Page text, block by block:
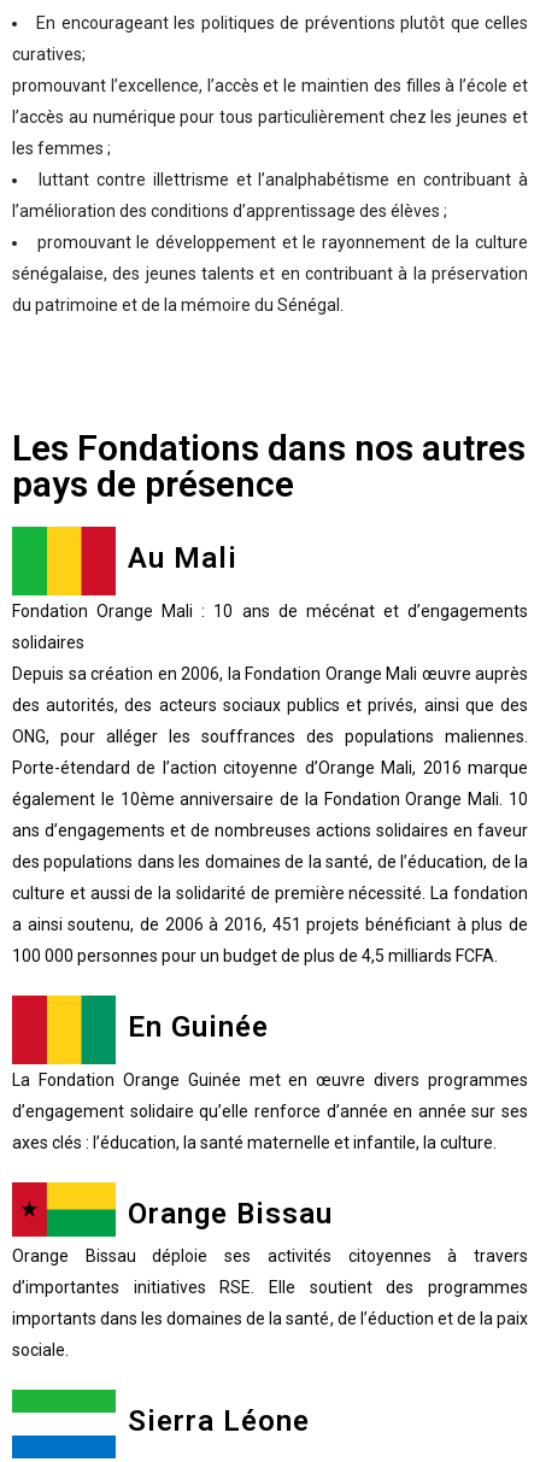
En encourageant les politiques de préventions plutôt que celles
curatives;
promouvant l’excellence, l’accès et le maintien des filles à l’école et
l’accès au numérique pour tous particulièrement chez les jeunes et
les femmes ;
luttant contre illettrisme et l’analphabétisme en contribuant à
l’amélioration des conditions d’apprentissage des élèves ;
promouvant le développement et le rayonnement de la culture
sénégalaise, des jeunes talents et en contribuant à la préservation
du patrimoine et de la mémoire du Sénégal.
Les Fondations dans nos autres
pays de présence
Au Mali
Fondation Orange Mali : 10 ans de mécénat et d’engagements
solidaires
Depuis sa création en 2006, la Fondation Orange Mali œuvre auprès
des autorités, des acteurs sociaux publics et privés, ainsi que des
ONG, pour alléger les souffrances des populations maliennes.
Porte-étendard de l’action citoyenne d’Orange Mali, 2016 marque
également le 10ème anniversaire de la Fondation Orange Mali. 10
ans d’engagements et de nombreuses actions solidaires en faveur
des populations dans les domaines de la santé, de l’éducation, de la
culture et aussi de la solidarité de première nécessité. La fondation
a ainsi soutenu, de 2006 à 2016, 451 projets bénéficiant à plus de
100 000 personnes pour un budget de plus de 4,5 milliards FCFA.
En Guinée
La Fondation Orange Guinée met en œuvre divers programmes
d’engagement solidaire qu’elle renforce d’année en année sur ses
axes clés : l’éducation, la santé maternelle et infantile, la culture.
Orange Bissau
Orange Bissau déploie ses activités citoyennes à travers
d’importantes initiatives RSE. Elle soutient des programmes
importants dans les domaines de la santé, de l’éduction et de la paix
sociale.
Sierra Léone